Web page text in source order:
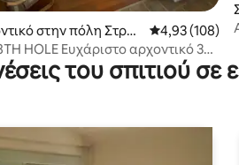
στα 5, 44 κριτικές
στην πόλη Στράτ
Μέση
4,93 (108)
HOLE Ευχάριστο αρχοντικό 3
του σπιτιού σε